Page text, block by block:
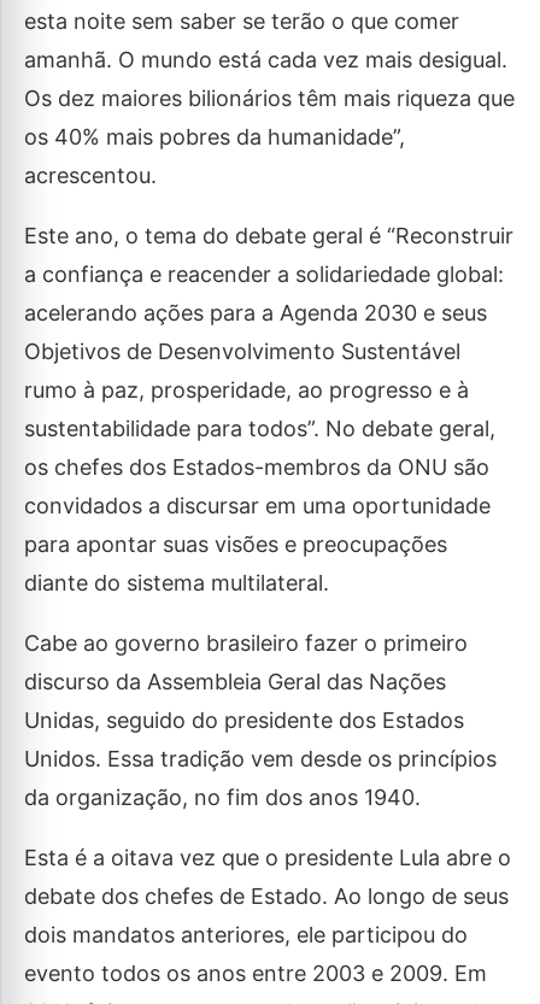
esta noite sem saber se terão o que comer
amanhã. O mundo está cada vez mais desigual.
Os dez maiores bilionários têm mais riqueza que
os 40% mais pobres da humanidade”,
acrescentou.
Este ano, o tema do debate geral é “Reconstruir
a confiança e reacender a solidariedade global:
acelerando ações para a Agenda 2030 e seus
Objetivos de Desenvolvimento Sustentável
rumo à paz, prosperidade, ao progresso e à
sustentabilidade para todos”. No debate geral,
os chefes dos Estados-membros da ONU são
convidados a discursar em uma oportunidade
para apontar suas visões e preocupações
diante do sistema multilateral.
Cabe ao governo brasileiro fazer o primeiro
discurso da Assembleia Geral das Nações
Unidas, seguido do presidente dos Estados
Unidos. Essa tradição vem desde os princípios
da organização, no fim dos anos 1940.
Esta é a oitava vez que o presidente Lula abre o
debate dos chefes de Estado. Ao longo de seus
dois mandatos anteriores, ele participou do
evento todos os anos entre 2003 e 2009. Em